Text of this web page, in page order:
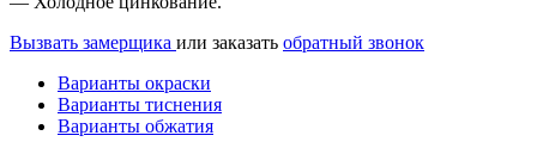
Вызвать замерщика или заказать обратный звонок
Варианты окраски
Варианты тиснения
Варианты обжатия